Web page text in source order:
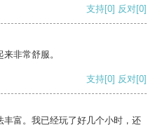
支持[0] 反对[0]
非常舒服。
支持[0] 反对[0]
富。我已经玩了好几个小时，还